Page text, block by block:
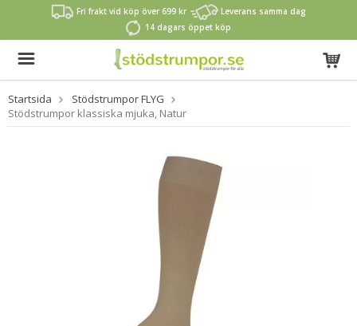
Fri frakt vid köp över 699 kr
Leverans samma dag
14 dagars öppet köp
Startsida
Stödstrumpor FLYG
Stödstrumpor klassiska mjuka, Natur